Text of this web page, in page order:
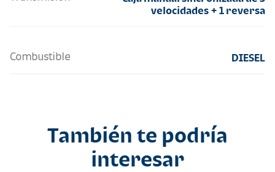
velocidades + 1 reversa
Combustible DIESEL
También te podría
interesar